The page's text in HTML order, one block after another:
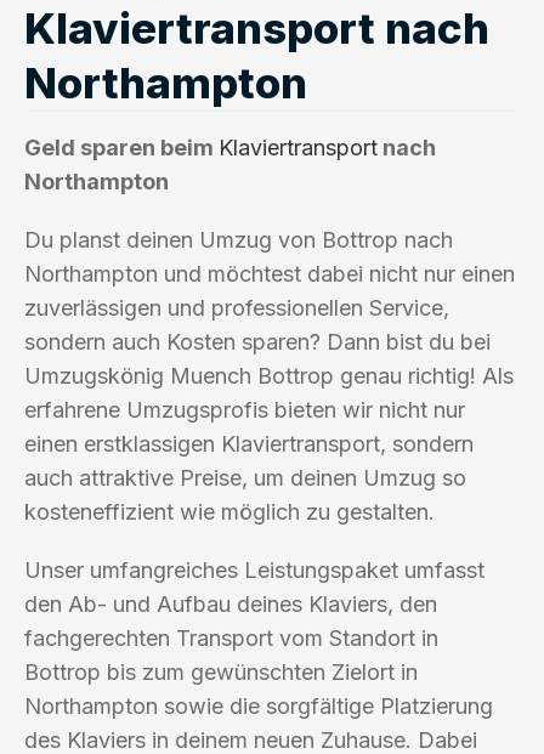
Klaviertransport nach
Northampton
Geld sparen beim Klaviertransport nach
Northampton
Du planst deinen Umzug von Bottrop nach
Northampton und möchtest dabei nicht nur einen
zuverlässigen und professionellen Service,
sondern auch Kosten sparen? Dann bist du bei
Umzugskönig Muench Bottrop genau richtig! Als
erfahrene Umzugsprofis bieten wir nicht nur
einen erstklassigen Klaviertransport, sondern
auch attraktive Preise, um deinen Umzug so
kosteneffizient wie möglich zu gestalten.
Unser umfangreiches Leistungspaket umfasst
den Ab- und Aufbau deines Klaviers, den
fachgerechten Transport vom Standort in
Bottrop bis zum gewünschten Zielort in
Northampton sowie die sorgfältige Platzierung
des Klaviers in deinem neuen Zuhause. Dabei